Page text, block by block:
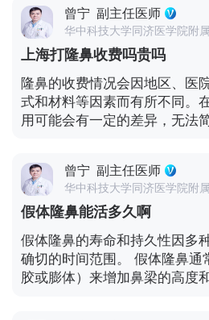
物可能会刺激口腔和鼻部，导
间。 - 注意食物的质地：在手
避免过于坚硬或难以咀嚼的食
必要的压力。 每个人的身体恢
性可能有所不同。如果你对某
担忧，最好咨询医生或营养师
你的具体情况提供更个性化的
于微创隆鼻手术后的顺利恢复。
齿的操作可能会涉及到口腔和
对鼻部产生一定的压力。 如果
牙或其他牙齿治疗，建议在隆
行。这通常需要等待数周甚至
于个人的恢复情况。 在决定进
最好咨询隆鼻手术的医生和口
以评估你的具体情况，并给出
鼻部的稳定性、肿胀程度和伤
治疗的性质和范围：不同的牙
响程度可能不同。 - 个人身体
免疫系统的功能也会影响恢复
如果牙齿问题比较紧急或严重
全恢复，医生可能会根据具体
在这种情况下，他们可能会采
曾宁 副主任医师
华中科技大学同济医学院附
上海打隆鼻收费吗贵吗
隆鼻的收费情况会因地区、医
式和材料等因素而有所不同。
用可能会有一定的差异，无法
理费用等。不同的医院和医生
准，而且手术的复杂程度和使
生影响。 在选择隆鼻手术时，
因素，但不应是唯一的决定因
经验和专业技能、医院的设备
和效果等。 如果你对隆鼻手术
询多家正规的医疗机构，了解
曾宁 副主任医师
华中科技大学同济医学院附
假体隆鼻能活多久啊
假体隆鼻的寿命和持久性因多
确切的时间范围。 假体隆鼻通
胶或膨体）来增加鼻梁的高度